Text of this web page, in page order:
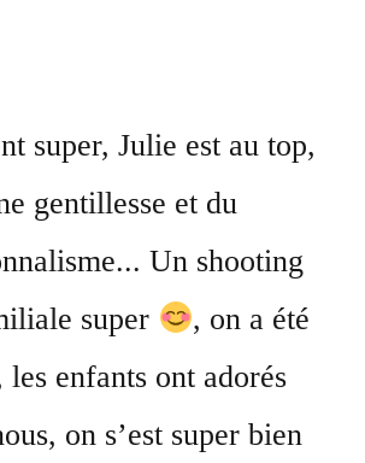
super, Julie est au top,
gentillesse et du
Un shooting
super
, on a été
les enfants ont adorés
on s’est super bien